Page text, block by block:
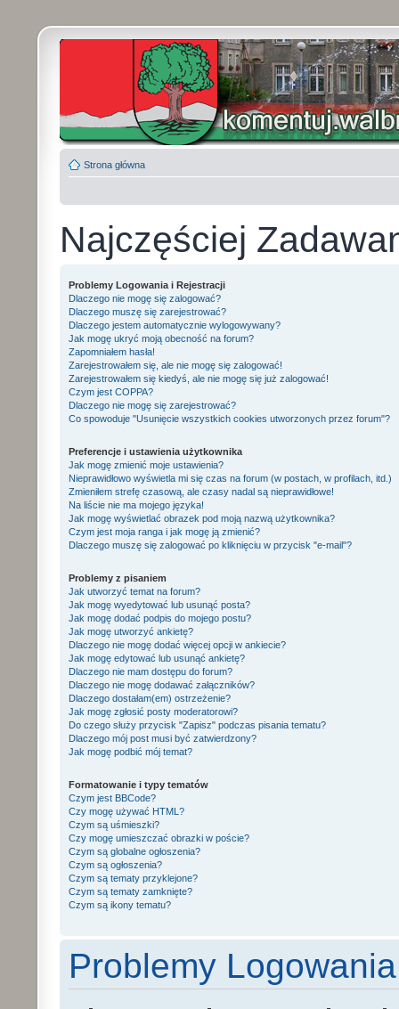
Strona główna
Najczęściej
Problemy Logowania i Rejestracji
Dlaczego nie mogę się zalogować?
Dlaczego muszę się zarejestrować?
Dlaczego jestem automatycznie wylogowywany?
Jak mogę ukryć moją obecność na forum?
Zapomniałem hasła!
Zarejestrowałem się, ale nie mogę się zalogować!
Zarejestrowałem się kiedyś, ale nie mogę się już zalogować!
Czym jest COPPA?
Dlaczego nie mogę się zarejestrować?
Co spowoduje "Usunięcie wszystkich cookies utworzonych przez forum"?
Preferencje i ustawienia użytkownika
Jak mogę zmienić moje ustawienia?
Nieprawidłowo wyświetla mi się czas na forum (w postach, w profilach, itd.)
Zmieniłem strefę czasową, ale czasy nadal są nieprawidłowe!
Na liście nie ma mojego języka!
Jak mogę wyświetlać obrazek pod moją nazwą użytkownika?
Czym jest moja ranga i jak mogę ją zmienić?
Dlaczego muszę się zalogować po kliknięciu w przycisk "e-mail"?
Problemy z pisaniem
Jak utworzyć temat na forum?
Jak mogę wyedytować lub usunąć posta?
Jak mogę dodać podpis do mojego postu?
Jak mogę utworzyć ankietę?
Dlaczego nie mogę dodać więcej opcji w ankiecie?
Jak mogę edytować lub usunąć ankietę?
Dlaczego nie mam dostępu do forum?
Dlaczego nie mogę dodawać załączników?
Dlaczego dostałam(em) ostrzeżenie?
Jak mogę zgłosić posty moderatorowi?
Do czego służy przycisk "Zapisz" podczas pisania tematu?
Dlaczego mój post musi być zatwierdzony?
Jak mogę podbić mój temat?
Formatowanie i typy tematów
Czym jest BBCode?
Czy mogę używać HTML?
Czym są uśmieszki?
Czy mogę umieszczać obrazki w poście?
Czym są globalne ogłoszenia?
Czym są ogłoszenia?
Czym są tematy przyklejone?
Czym są tematy zamknięte?
Czym są ikony tematu?
Problemy